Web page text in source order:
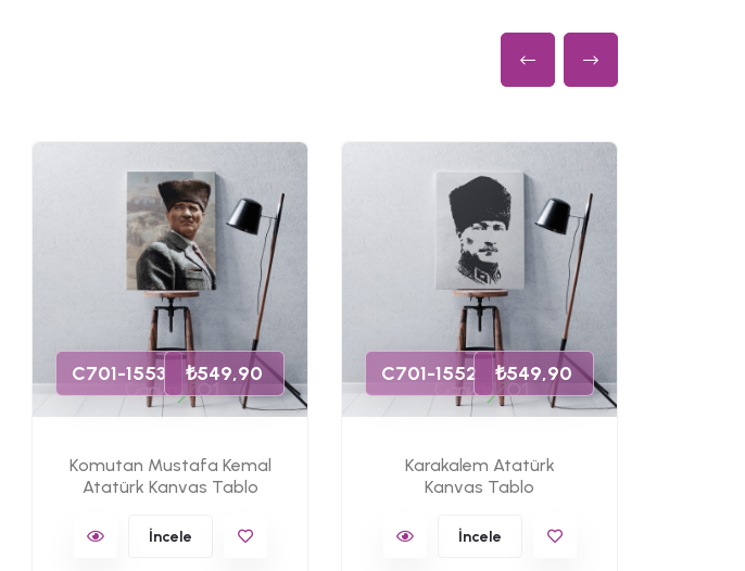
C701-1553 ₺549,90
Komutan Mustafa Kemal
Atatürk Kanvas Tablo
İncele
C701-1552 ₺549,90
Karakalem Atatürk
Kanvas Tablo
İncele